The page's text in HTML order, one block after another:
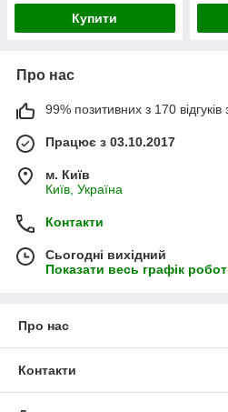
Купити
Про нас
99% позитивних з 170 відгуків
Працює з 03.10.2017
м. Київ
Київ, Україна
Контакти
Сьогодні вихідний
Показати весь графік
Про нас
Контакти